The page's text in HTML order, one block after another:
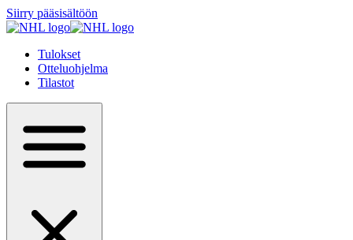
Siirry pääsisältöön
Tulokset
Otteluohjelma
Tilastot